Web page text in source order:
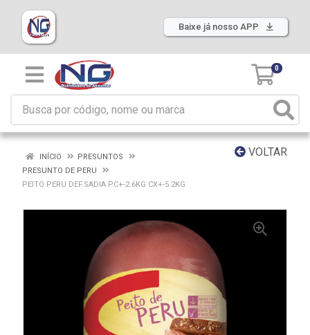
Baixe já nosso APP
0
VOLTAR
INÍCIO
PRESUNTOS
PRESUNTO DE PERU
PEITO PERU DEF.SADIA PC+-2.6KG CX+-5.2KG